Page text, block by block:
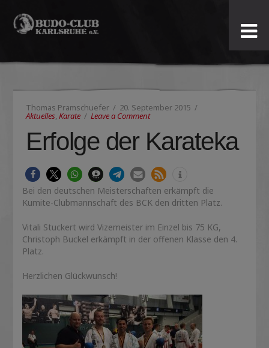
Budo-
Club
Karlsruhe
e.V.
Thomas Pramschuefer 20. September 2015
Aktuelles,Karate Leave a Comment
Erfolge der Karateka
Bei den deutschen Meisterschaften erkämpft die
Kumite-Clubmannschaft des BCK den dritten Platz.
Vitali Stuckert wird Vizemeister im Einzel bis 75 KG,
Christoph Buckel erkämpft in der offenen Klasse den 4.
Platz.
Herzlichen Glückwunsch!